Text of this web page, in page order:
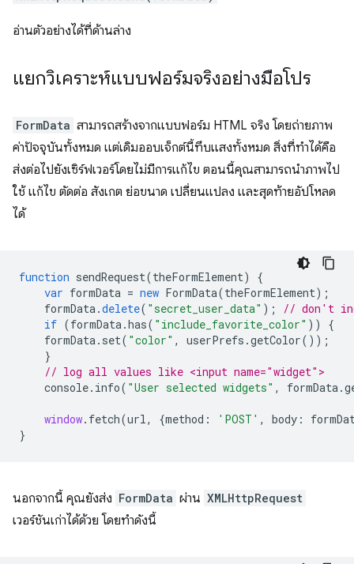
อ่านตัวอย่างได้ที่ด้านล่าง
แยกวิเคราะห์แบบฟอร์มจริงอย่างมือโปร
FormData สามารถสร้างจากแบบฟอร์ม HTML จริง โดยถ่ายภาพ
ค่าปัจจุบันทั้งหมด แต่เดิมออบเจ็กต์นี้ทึบแสงทั้งหมด สิ่งที่ทำได้คือ
ส่งต่อไปยังเซิร์ฟเวอร์โดยไม่มีการแก้ไข ตอนนี้คุณสามารถนำภาพไป
ใช้ แก้ไข ตัดต่อ สังเกต ย่อขนาด เปลี่ยนแปลง และสุดท้ายอัปโหลด
ได้
function sendRequest(theFormElement)
{
var formData = new FormData(theFormElement);
formData.delete( "secret_user_data" );
// don't
if (formData.has( "include_favorite_color" ))
{
formData. set( "color" , userPrefs .getColor());
}
// log all values like <input name="widget">
console. info( "User selected widgets" , formData.
window. fetch(url, {method : 'POST' , body :
}
นอกจากนี้ คุณยังส่ง FormData ผ่าน XMLHttpRequest
เวอร์ชันเก่าได้ด้วย โดยทำดังนี้